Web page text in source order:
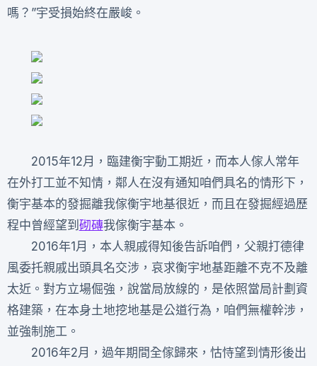
嗎？”宇受損始終在嚴峻。
2015年12月，臨建衡宇動工期近，而本人傢人常年
在外打工並不知情，鄰人在沒有通知咱們具名的情形下，
衡宇基本的發掘離我傢衡宇地基很近，而且在發掘經過歷
程中曾經望到 砌磚我傢衡宇基本。
2016年1月，本人親戚得知後告訴咱們，父親打德律
風委托親戚出頭具名交涉，哀求衡宇地基距離不克不及離
太近。對方立場倔強，說當局放線的，是依照當局計劃資
格建築，在本身土地挖地基是公道行為，咱們無權幹涉，
並強制施工。
2016年2月，過年期間全傢歸來，怙恃望到情形後出